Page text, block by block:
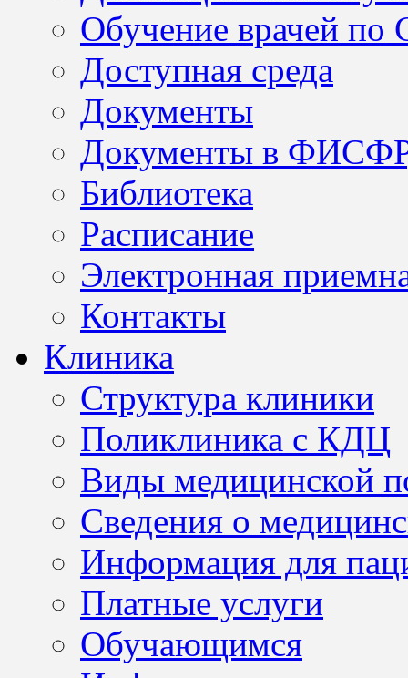
Обучение врачей по
Доступная среда
Документы
Документы в
Библиотека
Расписание
Электронная
Контакты
Клиника
Структура клиники
Поликлиника с КДЦ
Виды медицинской
Сведения о
Информация для
Платные услуги
Обучающимся